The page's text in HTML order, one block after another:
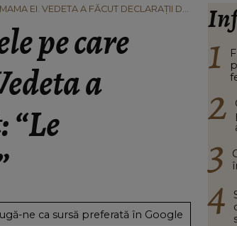
EI. VEDETA A FĂCUT DECLARAȚII DE
pe care
a
“Le
ne ca sursă preferată în Google